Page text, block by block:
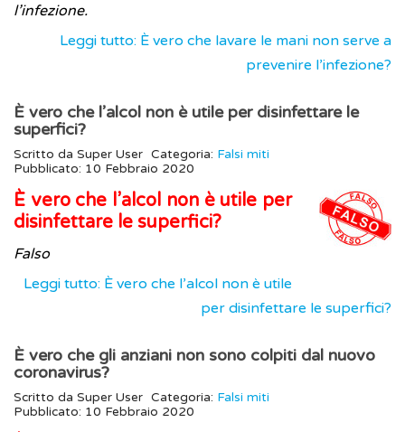
l’infezione.
Leggi tutto: È vero che lavare le mani non serve a
prevenire l’infezione?
È vero che l’alcol non è utile per disinfettare le
superfici?
Scritto da Super User Categoria: Falsi miti
Pubblicato: 10 Febbraio 2020
È vero che l’alcol non è utile per
disinfettare le superfici?
Falso
Leggi tutto: È vero che l’alcol non è utile
per disinfettare le superfici?
È vero che gli anziani non sono colpiti dal nuovo
coronavirus?
Scritto da Super User Categoria: Falsi miti
Pubblicato: 10 Febbraio 2020